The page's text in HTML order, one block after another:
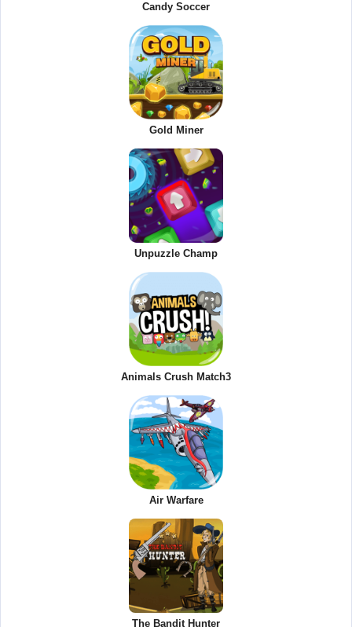
Candy Soccer
Gold Miner
Unpuzzle Champ
Animals Crush Match3
Air Warfare
The Bandit Hunter